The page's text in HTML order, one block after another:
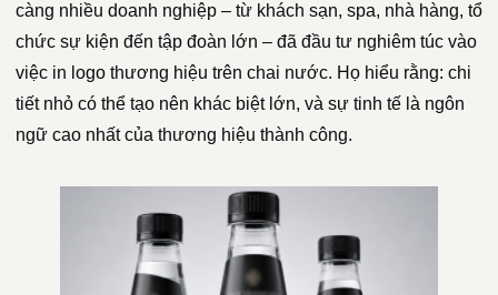
càng nhiều doanh nghiệp – từ khách sạn, spa, nhà hàng, tổ
chức sự kiện đến tập đoàn lớn – đã đầu tư nghiêm túc vào
việc in logo thương hiệu trên chai nước. Họ hiểu rằng: chi
tiết nhỏ có thể tạo nên khác biệt lớn, và sự tinh tế là ngôn
ngữ cao nhất của thương hiệu thành công.